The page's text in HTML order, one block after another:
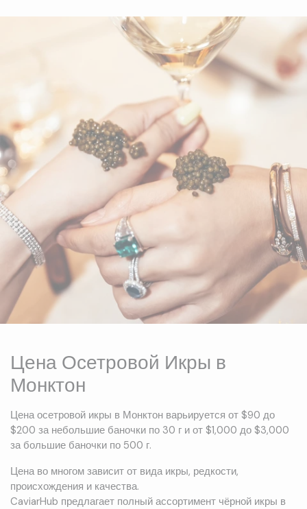
Цена Осетровой Икры в
Монктон
Цена осетровой икры в Монктон варьируется от $90 до
$200 за небольшие баночки по 30 г и от $1,000 до $3,000
за большие баночки по 500 г.
Цена во многом зависит от вида икры, редкости,
происхождения и качества.
CaviarHub предлагает полный ассортимент чёрной икры в